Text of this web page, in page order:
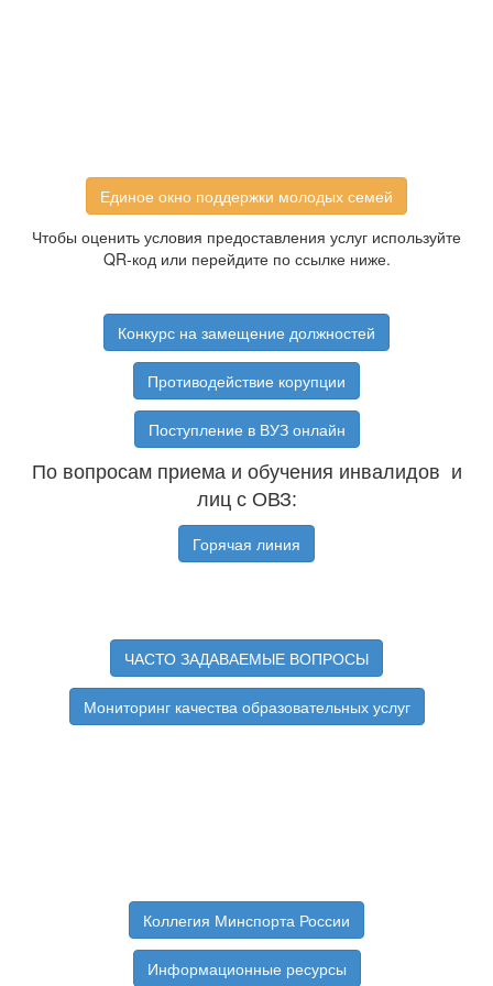
Единое окно поддержки молодых семей
Чтобы оценить условия предоставления услуг используйте
QR-код или перейдите по ссылке ниже.
Конкурс на замещение должностей
Противодействие корупции
Поступление в ВУЗ онлайн
По вопросам приема и обучения инвалидов и
лиц с ОВЗ:
Горячая линия
ЧАСТО ЗАДАВАЕМЫЕ ВОПРОСЫ
Мониторинг качества образовательных услуг
Коллегия Минспорта России
Информационные ресурсы